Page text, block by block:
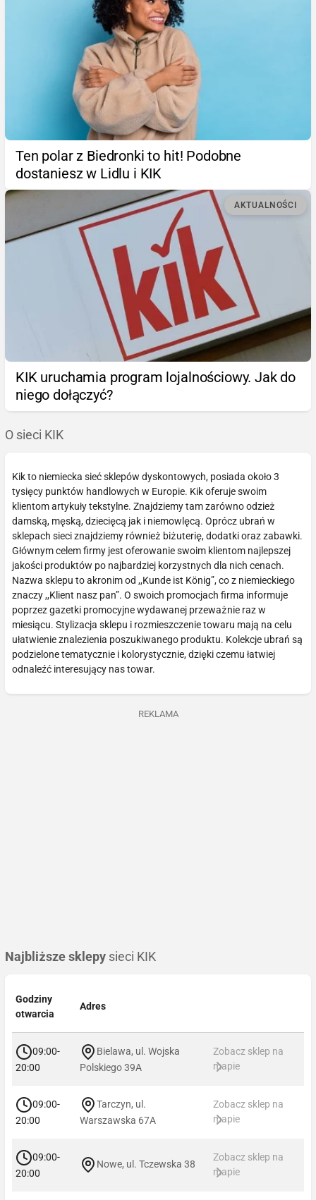
Ten polar z Biedronki to hit! Podobne
dostaniesz w Lidlu i KIK
AKTUALNOŚCI
KIK uruchamia program lojalnościowy. Jak do
niego dołączyć?
O sieci KIK
Kik to niemiecka sieć sklepów dyskontowych, posiada około 3
tysięcy punktów handlowych w Europie. Kik oferuje swoim
klientom artykuły tekstylne. Znajdziemy tam zarówno odzież
damską, męską, dziecięcą jak i niemowlęcą. Oprócz ubrań w
sklepach sieci znajdziemy również biżuterię, dodatki oraz zabawki.
Głównym celem firmy jest oferowanie swoim klientom najlepszej
jakości produktów po najbardziej korzystnych dla nich cenach.
Nazwa sklepu to akronim od ,,Kunde ist König”, co z niemieckiego
znaczy ,,Klient nasz pan”. O swoich promocjach firma informuje
poprzez gazetki promocyjne wydawanej przeważnie raz w
miesiącu. Stylizacja sklepu i rozmieszczenie towaru mają na celu
ułatwienie znalezienia poszukiwanego produktu. Kolekcje ubrań są
podzielone tematycznie i kolorystycznie, dzięki czemu łatwiej
odnaleźć interesujący nas towar.
REKLAMA
Najbliższe sklepy sieci KIK
Godziny
otwarcia
Adres
09:00-
20:00
Bielawa, ul. Wojska
Polskiego 39A
Zobacz sklep na
mapie
09:00-
20:00
Tarczyn, ul.
Warszawska 67A
Zobacz sklep na
mapie
09:00-
20:00
Nowe, ul. Tczewska 38
Zobacz sklep na
mapie